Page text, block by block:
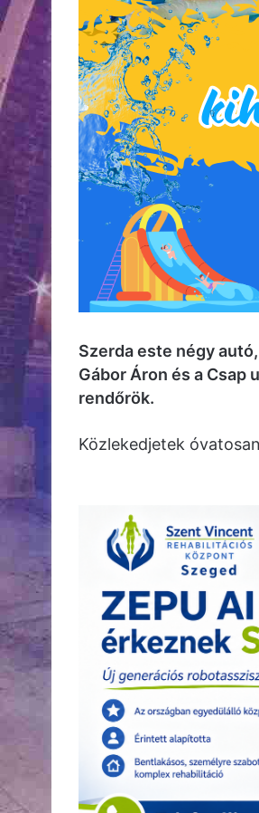
Szerda este négy
Gábor Áron és a
rendőrök.
Közlekedjetek